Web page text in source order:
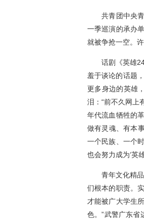
共青团中央青
一季巡演的承办
就被争抢一空。
话剧《英雄24
羞于谈论的话题
更多身边的英雄
泪：“前不久网上
年代流血牺牲的
做有灵魂、有本
一个民族、一个
也会努力成为‘英
青年文化精品
们根本的职责。
才能被广大学生
色。”武警广东省